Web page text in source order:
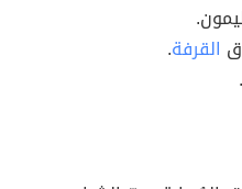
القرفة.